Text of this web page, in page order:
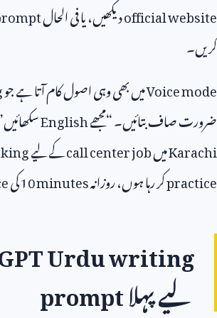
official websiteدیکھیں، یا فی الحال
کریں۔
Voice modeمیں بھی وہی اصول کام آتا ہے جو
ضرورت صاف بتائیں۔ “مجھےEnglish
Karachiمیںcall center jobکے لیے
practiceکر رہا ہوں، روزانہ10 minutesکی
Urdu writing
لیے پہلاprompt